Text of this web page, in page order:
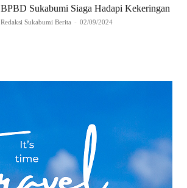
BPBD Sukabumi Siaga Hadapi Kekeringan
Redaksi Sukabumi Berita - 02/09/2024